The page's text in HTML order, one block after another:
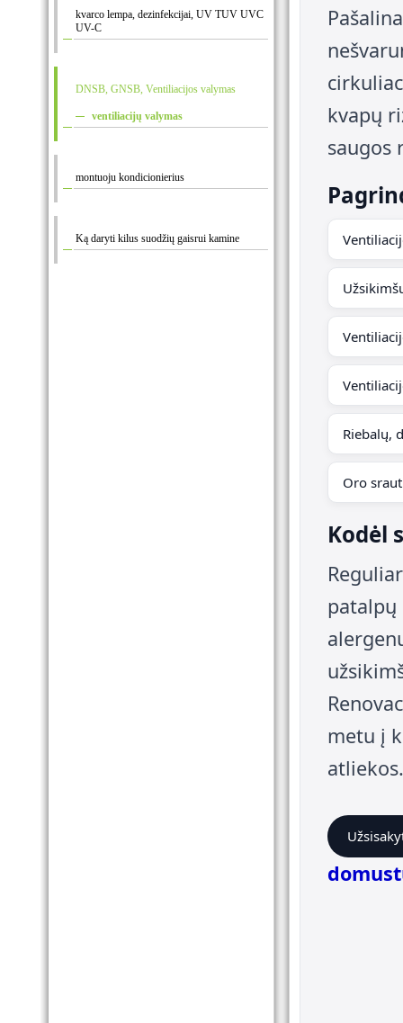
kvarco lempa, dezinfekcijai, UV TUV UVC
UV-C
DNSB, GNSB, Ventiliacijos valymas
ventiliacijų valymas
montuoju kondicionierius
Ką daryti kilus suodžių gaisrui kamine
kvapų
saugos
Riebalų,
Oro
Kodėl
patalpų
metu į
atliekos.